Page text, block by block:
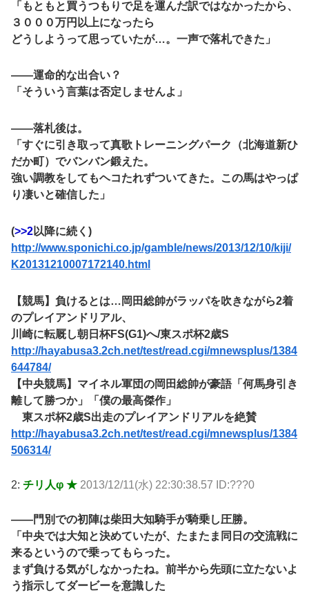
「もともと買うつもりで足を運んだ訳ではなかったから、
３０００万円以上になったら
どうしようって思っていたが…。一声で落札できた」
――運命的な出合い？
「そういう言葉は否定しませんよ」
――落札後は。
「すぐに引き取って真歌トレーニングパーク（北海道新ひ
だか町）でバンバン鍛えた。
強い調教をしてもヘコたれずついてきた。この馬はやっぱ
り凄いと確信した」
(>>2以降に続く)
http://www.sponichi.co.jp/gamble/news/2013/12/10/kiji/
K20131210007172140.html
【競馬】負けるとは…岡田総帥がラッパを吹きながら2着
のプレイアンドリアル、
川崎に転厩し朝日杯FS(G1)へ/東スポ杯2歳S
http://hayabusa3.2ch.net/test/read.cgi/mnewsplus/1384
644784/
【中央競馬】マイネル軍団の岡田総帥が豪語「何馬身引き
離して勝つか」「僕の最高傑作」
東スポ杯2歳S出走のプレイアンドリアルを絶賛
http://hayabusa3.2ch.net/test/read.cgi/mnewsplus/1384
506314/
2: チリ人φ ★ 2013/12/11(水) 22:30:38.57 ID:???0
――門別での初陣は柴田大知騎手が騎乗し圧勝。
「中央では大知と決めていたが、たまたま同日の交流戦に
来るというので乗ってもらった。
まず負ける気がしなかったね。前半から先頭に立たないよ
う指示してダービーを意識した